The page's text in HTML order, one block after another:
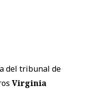
del tribunal de
Virginia